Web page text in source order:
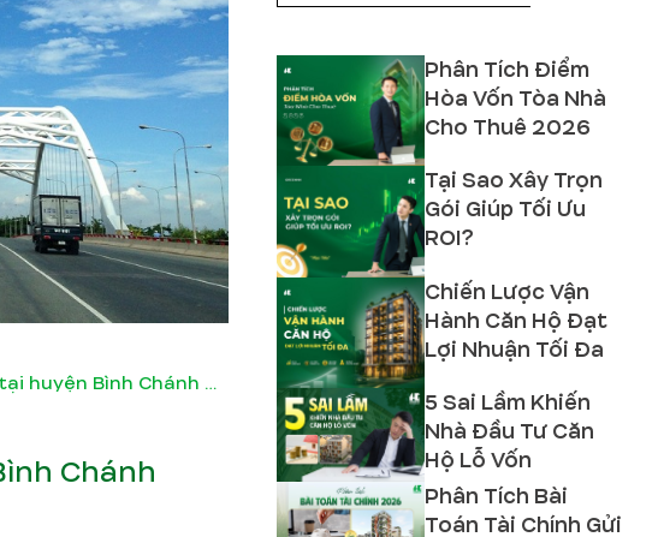
Báo giá Xây nhà trọn gói tại huyện Bình Chánh HCM năm 2026
Chánh
Phân Tích Điểm
Hòa Vốn Tòa Nhà
Cho Thuê 2026
Tại Sao Xây Trọn
Gói Giúp Tối Ưu
ROI?
Chiến Lược Vận
Hành Căn Hộ Đạt
Lợi Nhuận Tối Đa
5 Sai Lầm Khiến
Nhà Đầu Tư Căn
Hộ Lỗ Vốn
Phân Tích Bài
Toán Tài Chính Gửi